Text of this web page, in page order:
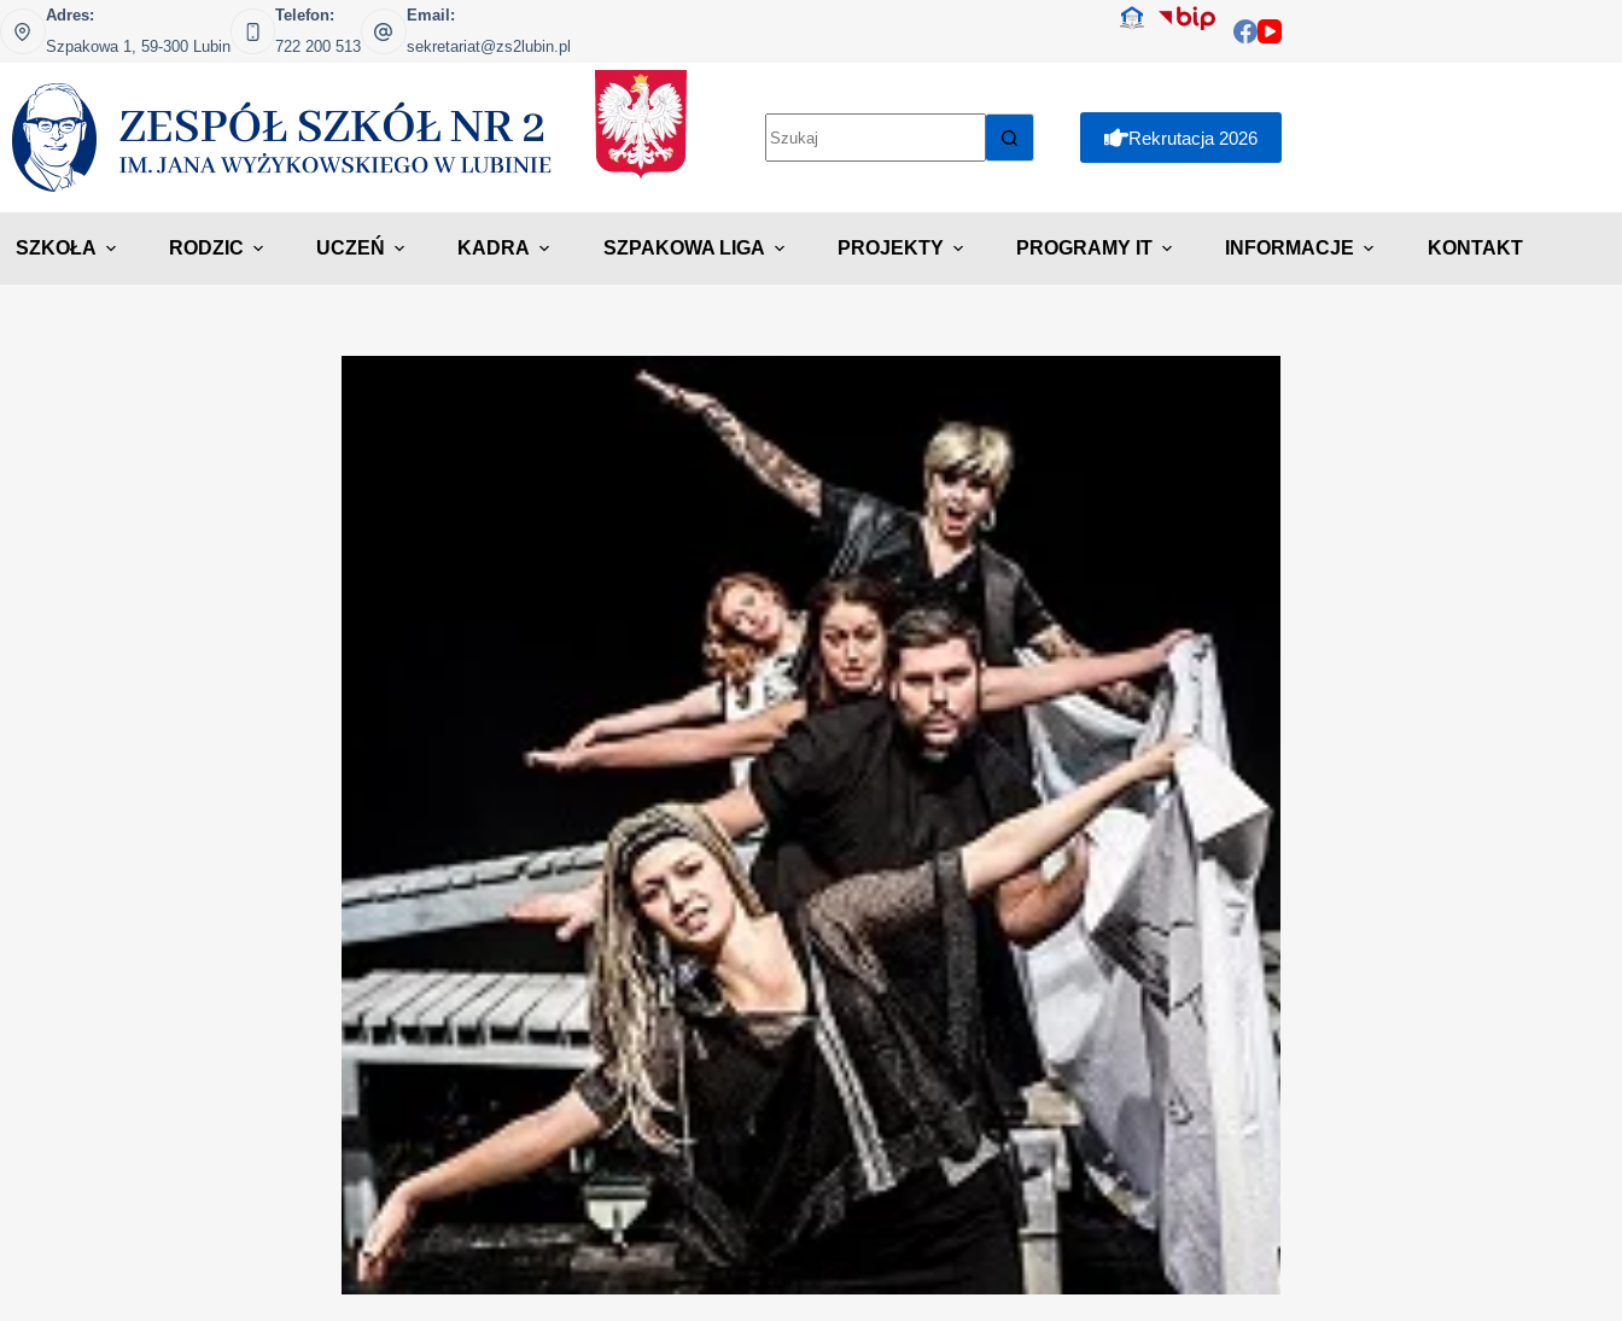
Adres:
Szpakowa 1, 59-300 Lubin
Telefon:
722 200 513
Email:
sekretariat@zs2lubin.pl
Rekrutacja 2026
SZKOŁA RODZIC UCZEŃ KADRA SZPAKOWA LIGA PROJEKTY PROGRAMY IT INFORMACJE KONTAKT